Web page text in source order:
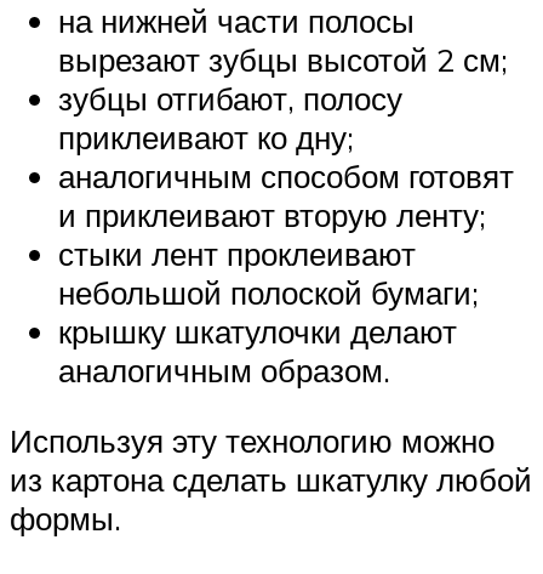
на нижней части полосы
вырезают зубцы высотой 2 см;
зубцы отгибают, полосу
приклеивают ко дну;
аналогичным способом готовят
и приклеивают вторую ленту;
стыки лент проклеивают
небольшой полоской бумаги;
крышку шкатулочки делают
аналогичным образом.
Используя эту технологию можно
из картона сделать шкатулку любой
формы.